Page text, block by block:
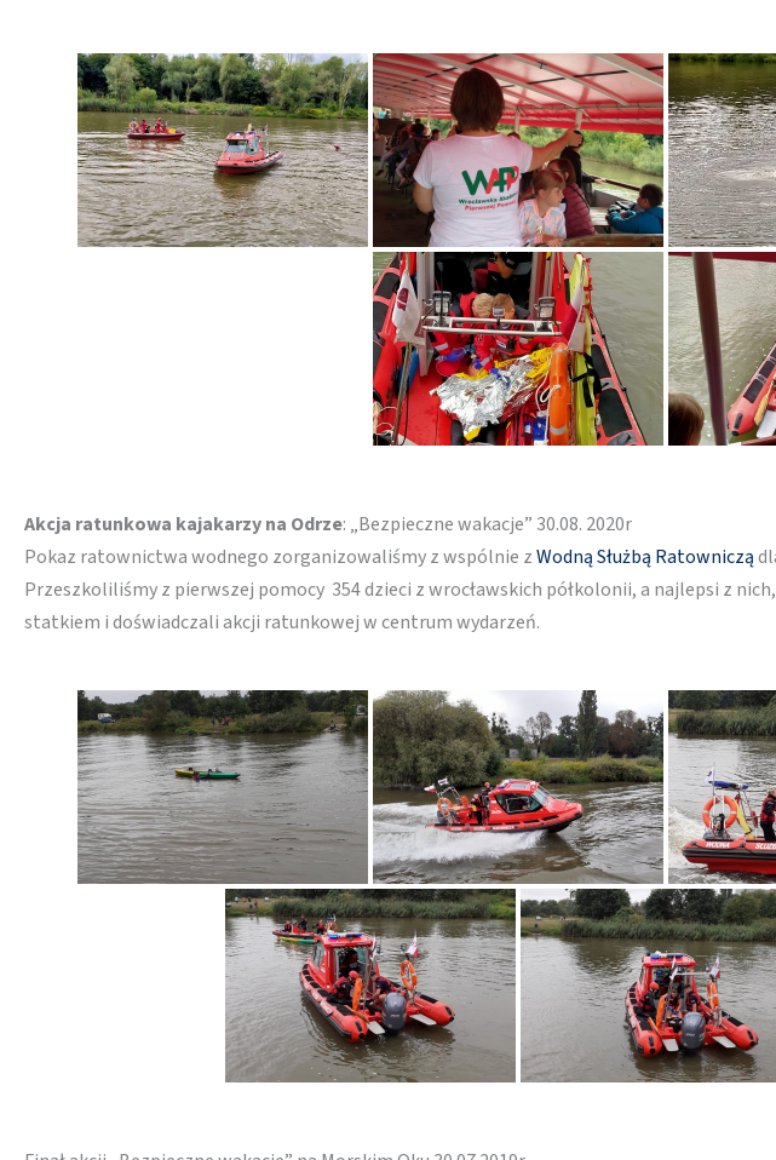
Akcja ratunkowa kajakarzy na Odrze: „Bezpieczne wakacje” 30.08. 2020r
Pokaz ratownictwa wodnego zorganizowaliśmy z wspólnie zWodną Służbą Ratowniczą
Przeszkoliliśmy z pierwszej pomocy 354 dzieci z wrocławskich półkolonii, a najlepsi z
statkiem i doświadczali akcji ratunkowej w centrum wydarzeń.